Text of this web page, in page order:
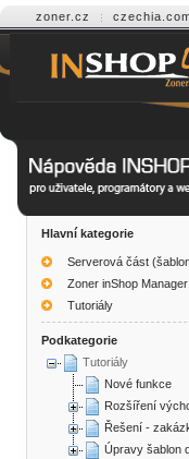
zoner.cz
Help
Hlavní kategorie
Serverová část
Zoner inShop Manager
Tutoriály
Podkategorie
Tutoriály
Nové funkce
Rozšíření
Řešení -
Úpravy šablon